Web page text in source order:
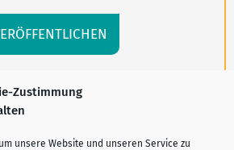
Zustimmung
unsere Website und unseren Service zu